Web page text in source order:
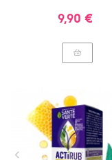
Prix
9,90 €